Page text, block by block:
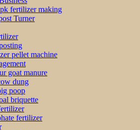
fertilizer making
Turner
pellet machine
goat manure
dung
poop
briquette
fertilizer